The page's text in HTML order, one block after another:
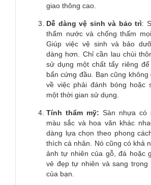
giao thông cao.
Dễ dàng vệ sinh và bảo trì:
thấm nước và chống thấm
Giúp việc vệ sinh và bảo
dàng hơn. Chỉ cần lau chùi
sử dụng một chất tẩy riêng
bẩn cứng đầu. Bạn cũng không
về việc phải đánh bóng hoặc
một thời gian sử dụng.
Tính thẩm mỹ: Sàn nhựa có
màu sắc và hoa văn khác
dàng lựa chọn theo phong
thích cá nhân. Nó cũng có khả
ảnh tự nhiên của gỗ, đá hoặc
vẻ đẹp tự nhiên và sang trọng
của bạn.